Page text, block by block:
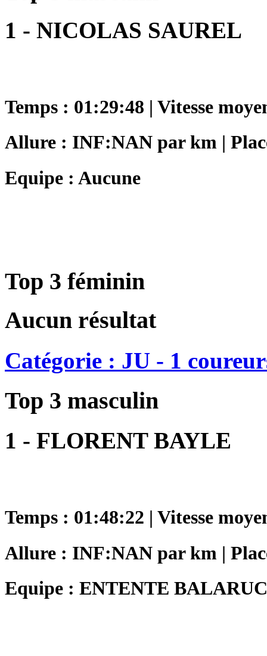
1 - NICOLAS SAUREL
Temps : 01:29:48 | Vitesse
Allure : INF:NAN par km |
Equipe : Aucune
Top 3 féminin
Aucun résultat
Catégorie : JU - 1
Top 3 masculin
1 - FLORENT BAYLE
Temps : 01:48:22 | Vitesse
Allure : INF:NAN par km |
Equipe : ENTENTE